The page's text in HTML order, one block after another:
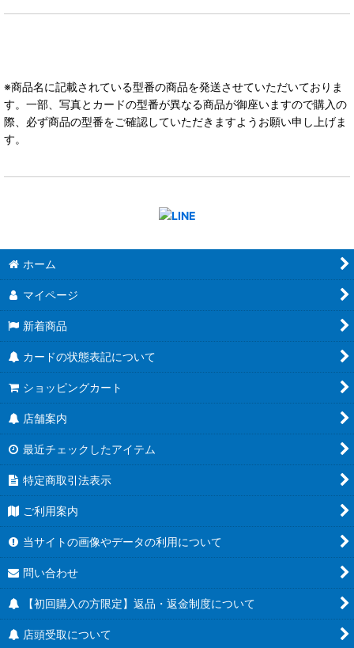
※商品名に記載されている型番の商品を発送させていただいておりま
す。一部、写真とカードの型番が異なる商品が御座いますので購入の
際、必ず商品の型番をご確認していただきますようお願い申し上げま
す。
ホーム
マイページ
新着商品
カードの状態表記について
ショッピングカート
店舗案内
最近チェックしたアイテム
特定商取引法表示
ご利用案内
当サイトの画像やデータの利用について
問い合わせ
【初回購入の方限定】返品・返金制度について
店頭受取について